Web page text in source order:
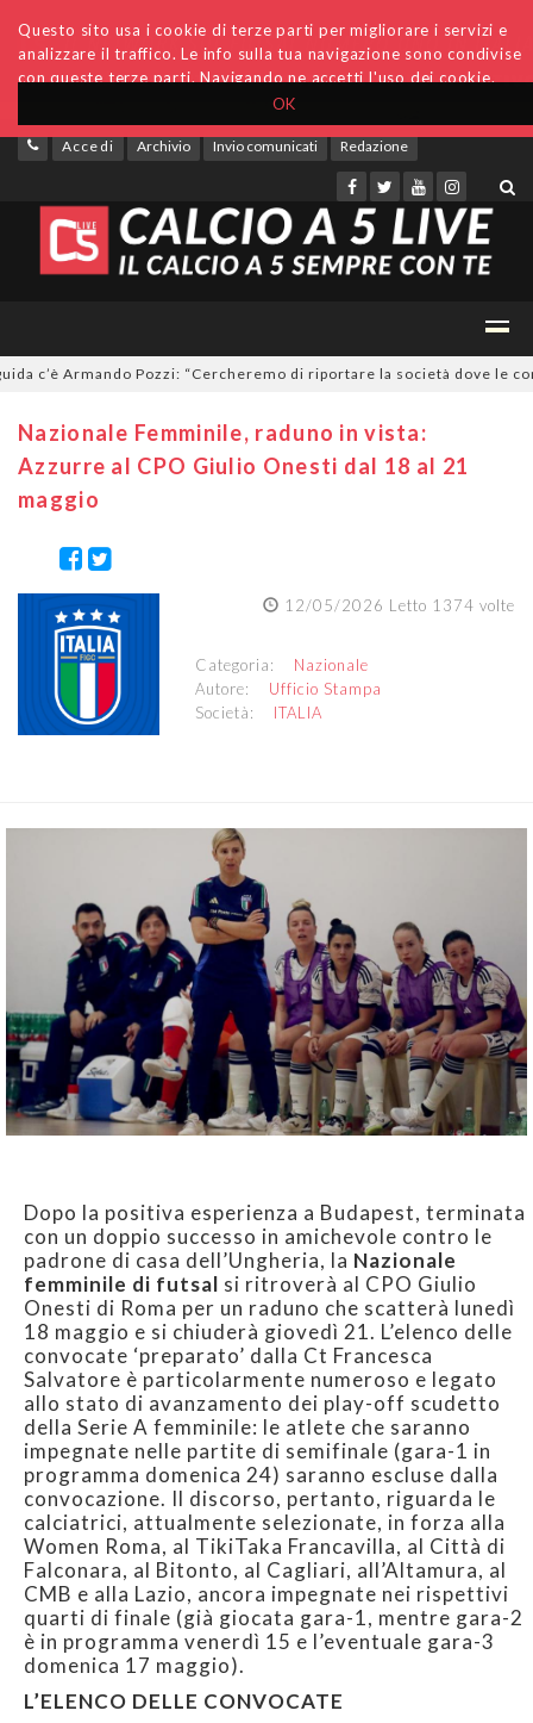
OK
Questo sito usa i cookie di terze parti per migliorare i servizi e
analizzare il traffico. Le info sulla tua navigazione sono condivise
con queste terze parti. Navigando ne accetti l'uso dei cookie.
Accedi Archivio Invio comunicati Redazione
Armando Pozzi: “Cercheremo di riportare la società dove le
Nazionale Femminile, raduno in vista:
Azzurre al CPO Giulio Onesti dal 18 al 21
maggio
12/05/2026 Letto 1374 volte
Categoria: Nazionale
Autore: Ufficio Stampa
Società: ITALIA
Dopo la positiva esperienza a Budapest, terminata
con un doppio successo in amichevole contro le
padrone di casa dell’Ungheria, la Nazionale
femminile di futsal si ritroverà al CPO Giulio
Onesti di Roma per un raduno che scatterà lunedì
18 maggio e si chiuderà giovedì 21. L’elenco delle
convocate ‘preparato’ dalla Ct Francesca
Salvatore è particolarmente numeroso e legato
allo stato di avanzamento dei play-off scudetto
della Serie A femminile: le atlete che saranno
impegnate nelle partite di semifinale (gara-1 in
programma domenica 24) saranno escluse dalla
convocazione. Il discorso, pertanto, riguarda le
calciatrici, attualmente selezionate, in forza alla
Women Roma, al TikiTaka Francavilla, al Città di
Falconara, al Bitonto, al Cagliari, all’Altamura, al
CMB e alla Lazio, ancora impegnate nei rispettivi
quarti di finale (già giocata gara-1, mentre gara-2
è in programma venerdì 15 e l’eventuale gara-3
domenica 17 maggio).
L’ELENCO DELLE CONVOCATE